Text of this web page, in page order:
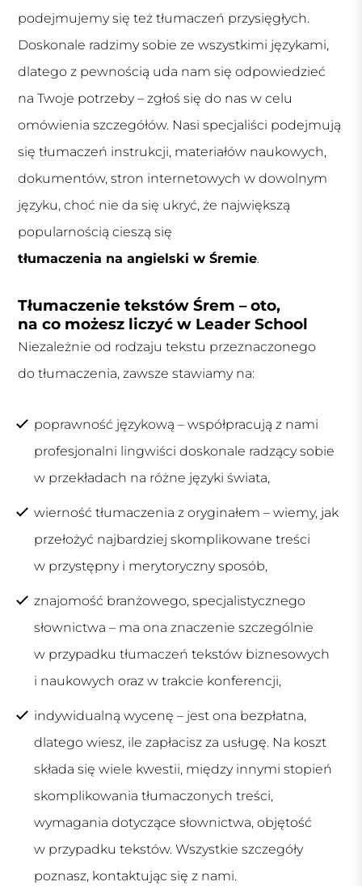
podejmujemy się też tłumaczeń przysięgłych.
Doskonale radzimy sobie ze wszystkimi językami,
dlatego z pewnością uda nam się odpowiedzieć
na Twoje potrzeby – zgłoś się do nas w celu
omówienia szczegółów. Nasi specjaliści podejmują
się tłumaczeń instrukcji, materiałów naukowych,
dokumentów, stron internetowych w dowolnym
języku, choć nie da się ukryć, że największą
popularnością cieszą się
tłumaczenia na angielski w Śremie.
Tłumaczenie tekstów Śrem – oto,
na co możesz liczyć w Leader School
Niezależnie od rodzaju tekstu przeznaczonego
do tłumaczenia, zawsze stawiamy na:
poprawność językową – współpracują z nami
profesjonalni lingwiści doskonale radzący sobie
w przekładach na różne języki świata,
wierność tłumaczenia z oryginałem – wiemy, jak
przełożyć najbardziej skomplikowane treści
w przystępny i merytoryczny sposób,
znajomość branżowego, specjalistycznego
słownictwa – ma ona znaczenie szczególnie
w przypadku tłumaczeń tekstów biznesowych
i naukowych oraz w trakcie konferencji,
indywidualną wycenę – jest ona bezpłatna,
dlatego wiesz, ile zapłacisz za usługę. Na koszt
składa się wiele kwestii, między innymi stopień
skomplikowania tłumaczonych treści,
wymagania dotyczące słownictwa, objętość
w przypadku tekstów. Wszystkie szczegóły
poznasz, kontaktując się z nami.